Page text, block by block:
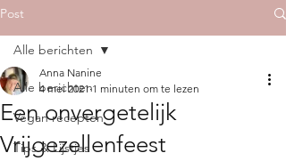
Post
Alle berichten
Vegan recepten
Tips & Lijstjes
Alle berichten
Een onvergetelijk
Vrijgezellenfeest
Anna Nanine
4 mei 2021 1 minuten om te lezen